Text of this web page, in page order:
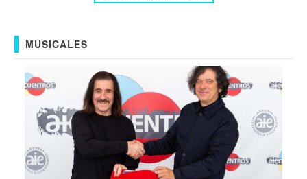
MUSICALES